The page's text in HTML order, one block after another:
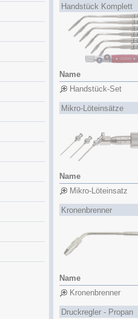
Handstück Komplett
Name
Handstück-Set
Mikro-Löteinsätze
Name
Mikro-Löteinsatz
Kronenbrenner
Name
Kronenbrenner
Druckregler - Propan